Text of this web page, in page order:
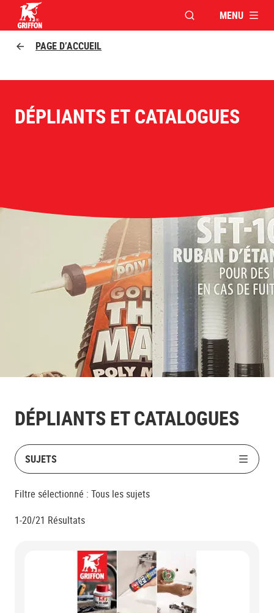
OUVRIR LAMENU
PAGE D’ACCUEIL
DÉPLIANTS ET CATALOGUES
DÉPLIANTS ET CATALOGUES
SUJETS
Filtre sélectionné : Tous les sujets
1-20/21 Résultats